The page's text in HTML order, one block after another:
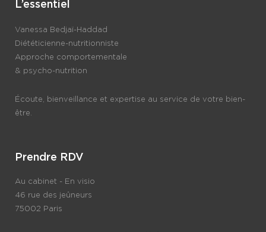
L’essentiel
Vanessa Bedjaï-Haddad
Diététicienne-nutritionniste
Approche comportementale
& psycho-nutrition
Écoute, bienveillance et expertise au service de votre bien-
être.
Prendre RDV
Au cabinet - En visio
46 rue des jeûneurs
75002 Paris